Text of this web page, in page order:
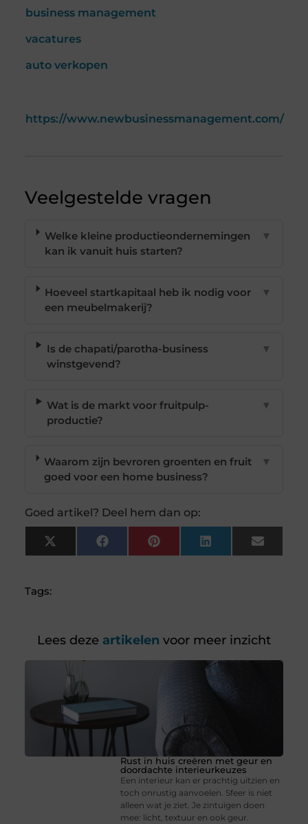
business management
vacatures
auto verkopen
https://www.newbusinessmanagement.com/
Veelgestelde vragen
Welke kleine productieondernemingen
kan ik vanuit huis starten?
▼
Hoeveel startkapitaal heb ik nodig voor
een meubelmakerij?
▼
Is de chapati/parotha-business
winstgevend?
▼
Wat is de markt voor fruitpulp-
productie?
▼
Waarom zijn bevroren groenten en fruit
goed voor een home business?
▼
Goed artikel? Deel hem dan op:
X
(Twitter)
FacebookPinterest LinkedIn Email
Tags:
Lees deze artikelen voor meer inzicht
Rust in huis creëren met geur en
doordachte interieurkeuzes
Een interieur kan er prachtig uitzien en
toch onrustig aanvoelen. Sfeer is niet
alleen wat je ziet. Je zintuigen doen
mee: licht, textuur en ook geur.